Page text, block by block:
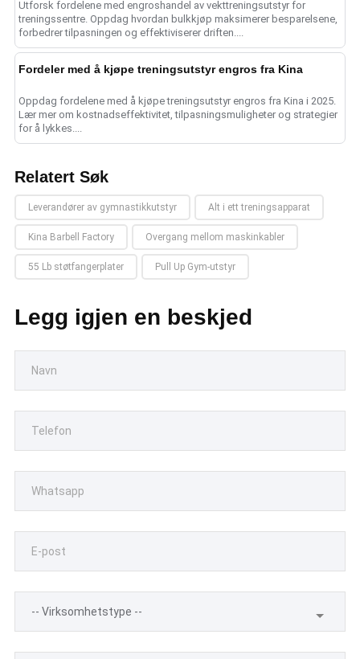
Utforsk fordelene med engroshandel av vekttreningsutstyr for
treningssentre. Oppdag hvordan bulkkjøp maksimerer besparelsene,
forbedrer tilpasningen og effektiviserer driften....
Fordeler med å kjøpe treningsutstyr engros fra Kina
Oppdag fordelene med å kjøpe treningsutstyr engros fra Kina i 2025.
Lær mer om kostnadseffektivitet, tilpasningsmuligheter og strategier
for å lykkes....
Relatert Søk
Leverandører av gymnastikkutstyr Alt i ett treningsapparat
Kina Barbell Factory Overgang mellom maskinkabler
55 Lb støtfangerplater Pull Up Gym-utstyr
Legg igjen en beskjed